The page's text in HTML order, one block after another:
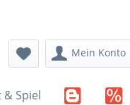
Mein Konto
& Spiel